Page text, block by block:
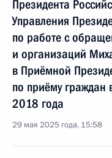
Президента
Управления
по работе с
и организаций
в Приёмной
по приёму граждан
2018 года
29 мая 2025 года, 15:58